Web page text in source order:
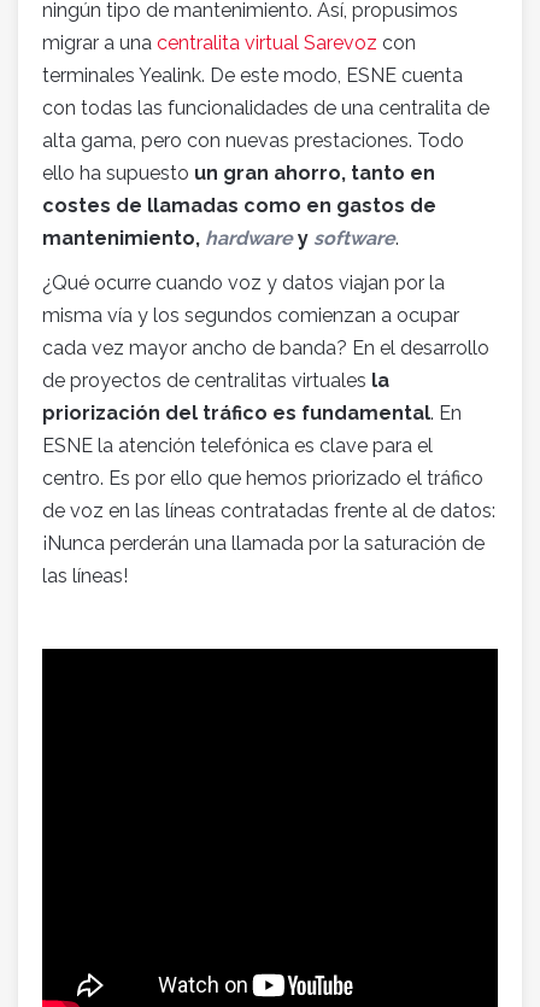
ningún tipo de mantenimiento. Así, propusimos
migrar a una centralita virtual Sarevoz con
terminales Yealink. De este modo, ESNE cuenta
con todas las funcionalidades de una centralita de
alta gama, pero con nuevas prestaciones. Todo
ello ha supuesto un gran ahorro, tanto en
costes de llamadas como en gastos de
mantenimiento, hardwarey software.
¿Qué ocurre cuando voz y datos viajan por la
misma vía y los segundos comienzan a ocupar
cada vez mayor ancho de banda? En el desarrollo
de proyectos de centralitas virtuales la
priorización del tráfico es fundamental. En
ESNE la atención telefónica es clave para el
centro. Es por ello que hemos priorizado el tráfico
de voz en las líneas contratadas frente al de datos:
¡Nunca perderán una llamada por la saturación de
las líneas!